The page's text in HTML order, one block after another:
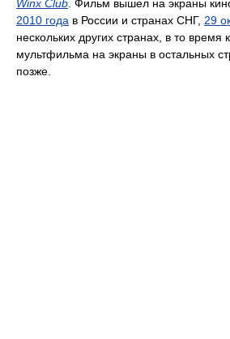
Winx Club . Фильм вышел на экраны
2010 года в России и странах СНГ, 29
нескольких других странах, в то время
мультфильма на экраны в остальных
позже.